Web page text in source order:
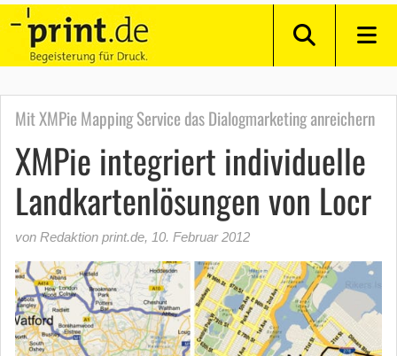
Mit XMPie Mapping Service das Dialogmarketing anreichern
XMPie integriert individuelle
Landkartenlösungen von Locr
von Redaktion print.de, 10. Februar 2012